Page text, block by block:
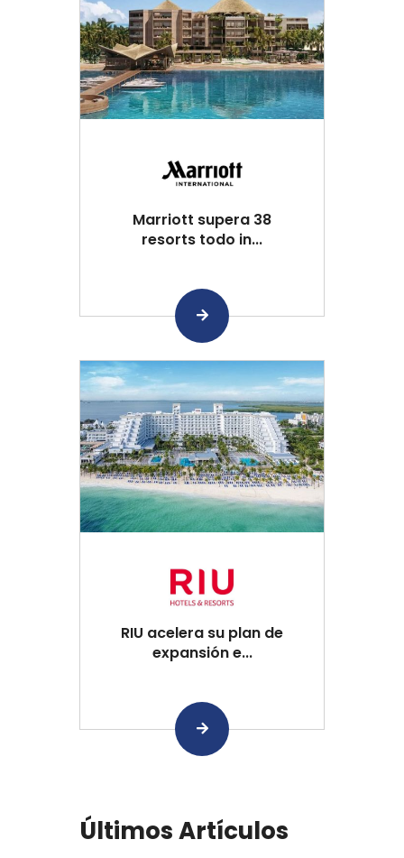
Marriott supera 38
resorts todo in...
RIU acelera su plan de
expansión e...
Últimos Artículos